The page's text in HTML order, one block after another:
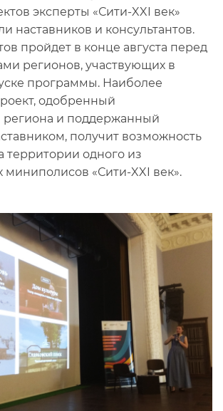
эксперты «Сити-XXI век»
наставников и консультантов.
пройдет в конце августа перед
регионов, участвующих в
программы. Наиболее
одобренный
региона и поддержанный
получит возможность
территории одного из
«Сити-XXI век».